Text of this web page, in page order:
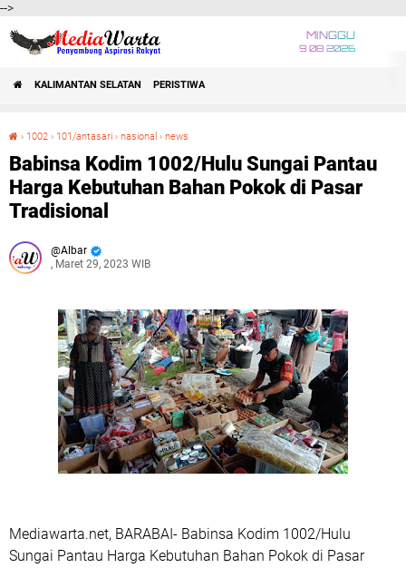
-->
MINGGU
9 08 2026
KALIMANTAN SELATAN PERISTIWA
› 1002 › 101/antasari › nasional › news
Babinsa Kodim 1002/Hulu Sungai Pantau
Harga Kebutuhan Bahan Pokok di Pasar
Tradisional
Albar
, Maret 29, 2023 WIB
Mediawarta.net, BARABAI- Babinsa Kodim 1002/Hulu
Sungai Pantau Harga Kebutuhan Bahan Pokok di Pasar